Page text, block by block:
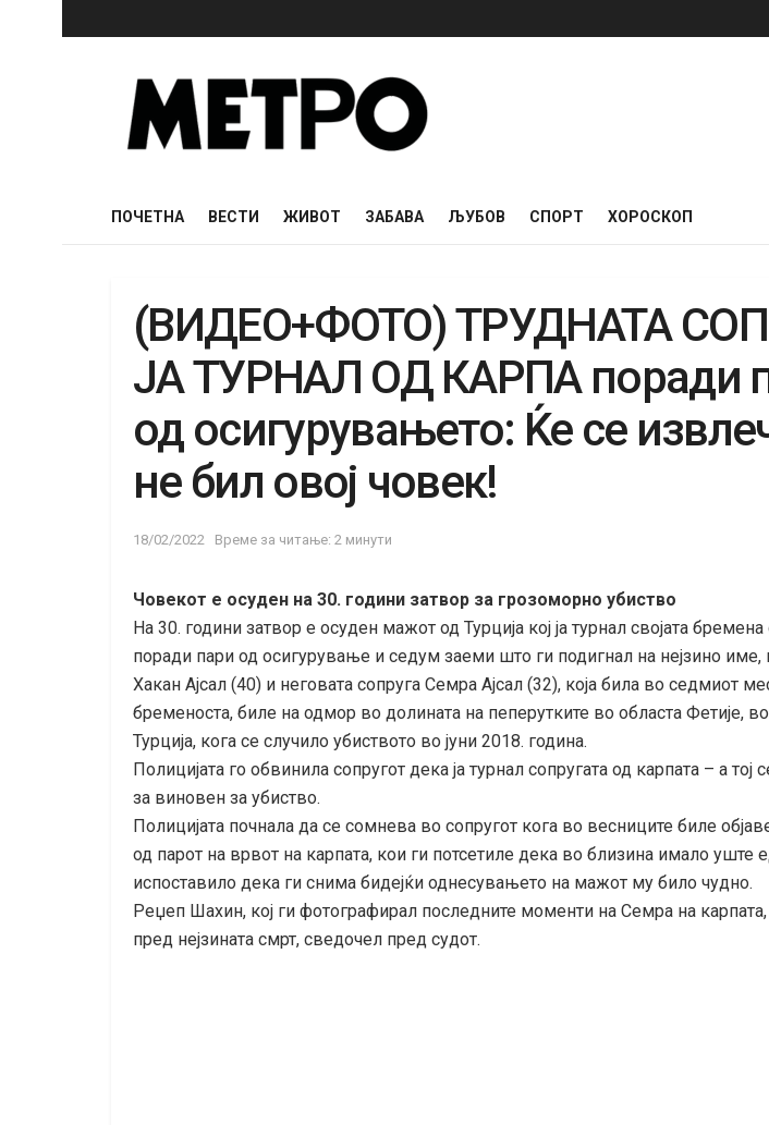
ПОЧЕТНА ВЕСТИ ЖИВОТ ЗАБАВА ЉУБОВ СПОРТ ХОРОСКОП
(ВИДЕО+ФОТО) ТРУДНАТА
ЈА ТУРНАЛ ОД КАРПА поради
од осигурувањето: Ќе се
не бил овој човек!
18/02/2022 Време за читање: 2 минути
Човекот е осуден на 30. години затвор за грозоморно убиство
На 30. години затвор е осуден мажот од Турција кој ја турнал својата
поради пари од осигурување и седум заеми што ги подигнал на нејзино име,
Хакан Ајсал (40) и неговата сопруга Семра Ајсал (32), која била во седмиот
бременоста, биле на одмор во долината на пеперутките во областа Фетије, во
Турција, кога се случило убиството во јуни 2018. година.
Полицијата го обвинила сопругот дека ја турнал сопругата од карпата – а тој
за виновен за убиство.
Полицијата почнала да се сомнева во сопругот кога во весниците биле
од парот на врвот на карпата, кои ги потсетиле дека во близина имало уште
испоставило дека ги снима бидејќи однесувањето на мажот му било чудно.
Реџеп Шахин, кој ги фотографирал последните моменти на Семра на
пред нејзината смрт, сведочел пред судот.